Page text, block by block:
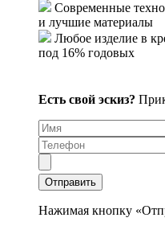
Современные
и лучшие материалы
Любое изделие в
под 16% годовых
Есть свой эскиз?
Нажимая кнопку